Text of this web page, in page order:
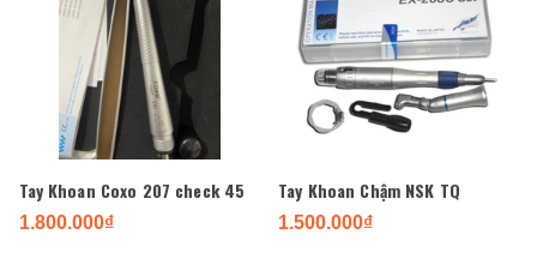
Tay Khoan Coxo 207 check 45
1.800.000₫
Tay Khoan Chậm NSK TQ
1.500.000₫